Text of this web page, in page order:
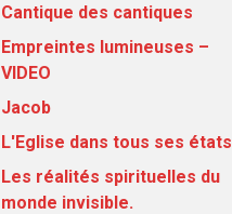
Cantique des cantiques
Empreintes lumineuses –
VIDEO
Jacob
L'Eglise dans tous ses états
Les réalités spirituelles du
monde invisible.